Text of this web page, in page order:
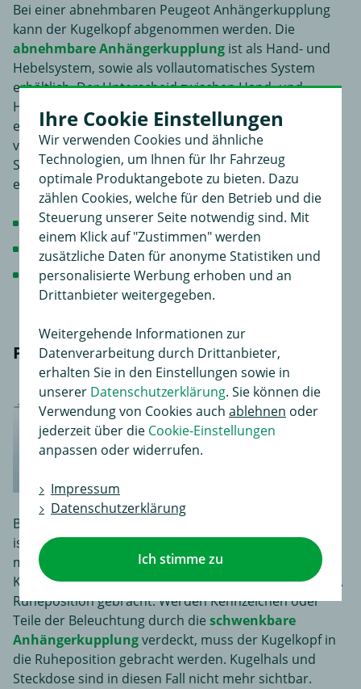
Bei einer abnehmbaren Peugeot Anhängerkupplung
kann der Kugelkopf abgenommen werden. Die
abnehmbare Anhängerkupplung ist als Hand- und
Hebelsystem, sowie als vollautomatisches System
erhältlich. Der Unterscheid zwischen Hand- und
Hebelsystem und vollautomatischen Systemen liegt in
erster Linie in der Bedienbarkeit. Bei
vollautomatischen Peugeot Anhängerkupplung
Systemen rastet der Kugelkopf automatisch hörbar
ein.
einfache Bedienbarkeit
ausgewogenes Preis/Leistungsverhältnis
das am meisten verkaufteste Anhängerkupplung
System
Peugeot Anhängerkupplung schwenkbar
Bei einer schwenkbaren Peugeot Anhängerkupplung
ist der Kugelkopf fest mit der Traverse verbunden. Er
muss weder montiert, noch demontiert werden. Der
Kugelkopf wird über ein Drehrad in Bereitschafts- bzw.
Ruheposition gebracht. Werden Kennzeichen oder
Teile der Beleuchtung durch die schwenkbare
Anhängerkupplungverdeckt, muss der Kugelkopf in
die Ruheposition gebracht werden. Kugelhals und
Steckdose sind in diesen Fall nicht mehr sichtbar.
Ihre Cookie Einstellungen
Wir verwenden Cookies und ähnliche
Technologien, um Ihnen für Ihr Fahrzeug
optimale Produktangebote zu bieten. Dazu
zählen Cookies, welche für den Betrieb und die
Steuerung unserer Seite notwendig sind. Mit
einem Klick auf "Zustimmen" werden
zusätzliche Daten für anonyme Statistiken und
personalisierte Werbung erhoben und an
Drittanbieter weitergegeben.
Weitergehende Informationen zur
Datenverarbeitung durch Drittanbieter,
erhalten Sie in den Einstellungen sowie in
unserer Datenschutzerklärung. Sie können die
Verwendung von Cookies auch ablehnen oder
jederzeit über die Cookie-Einstellungen
anpassen oder widerrufen.
Impressum
Datenschutzerklärung
Ich stimme zu